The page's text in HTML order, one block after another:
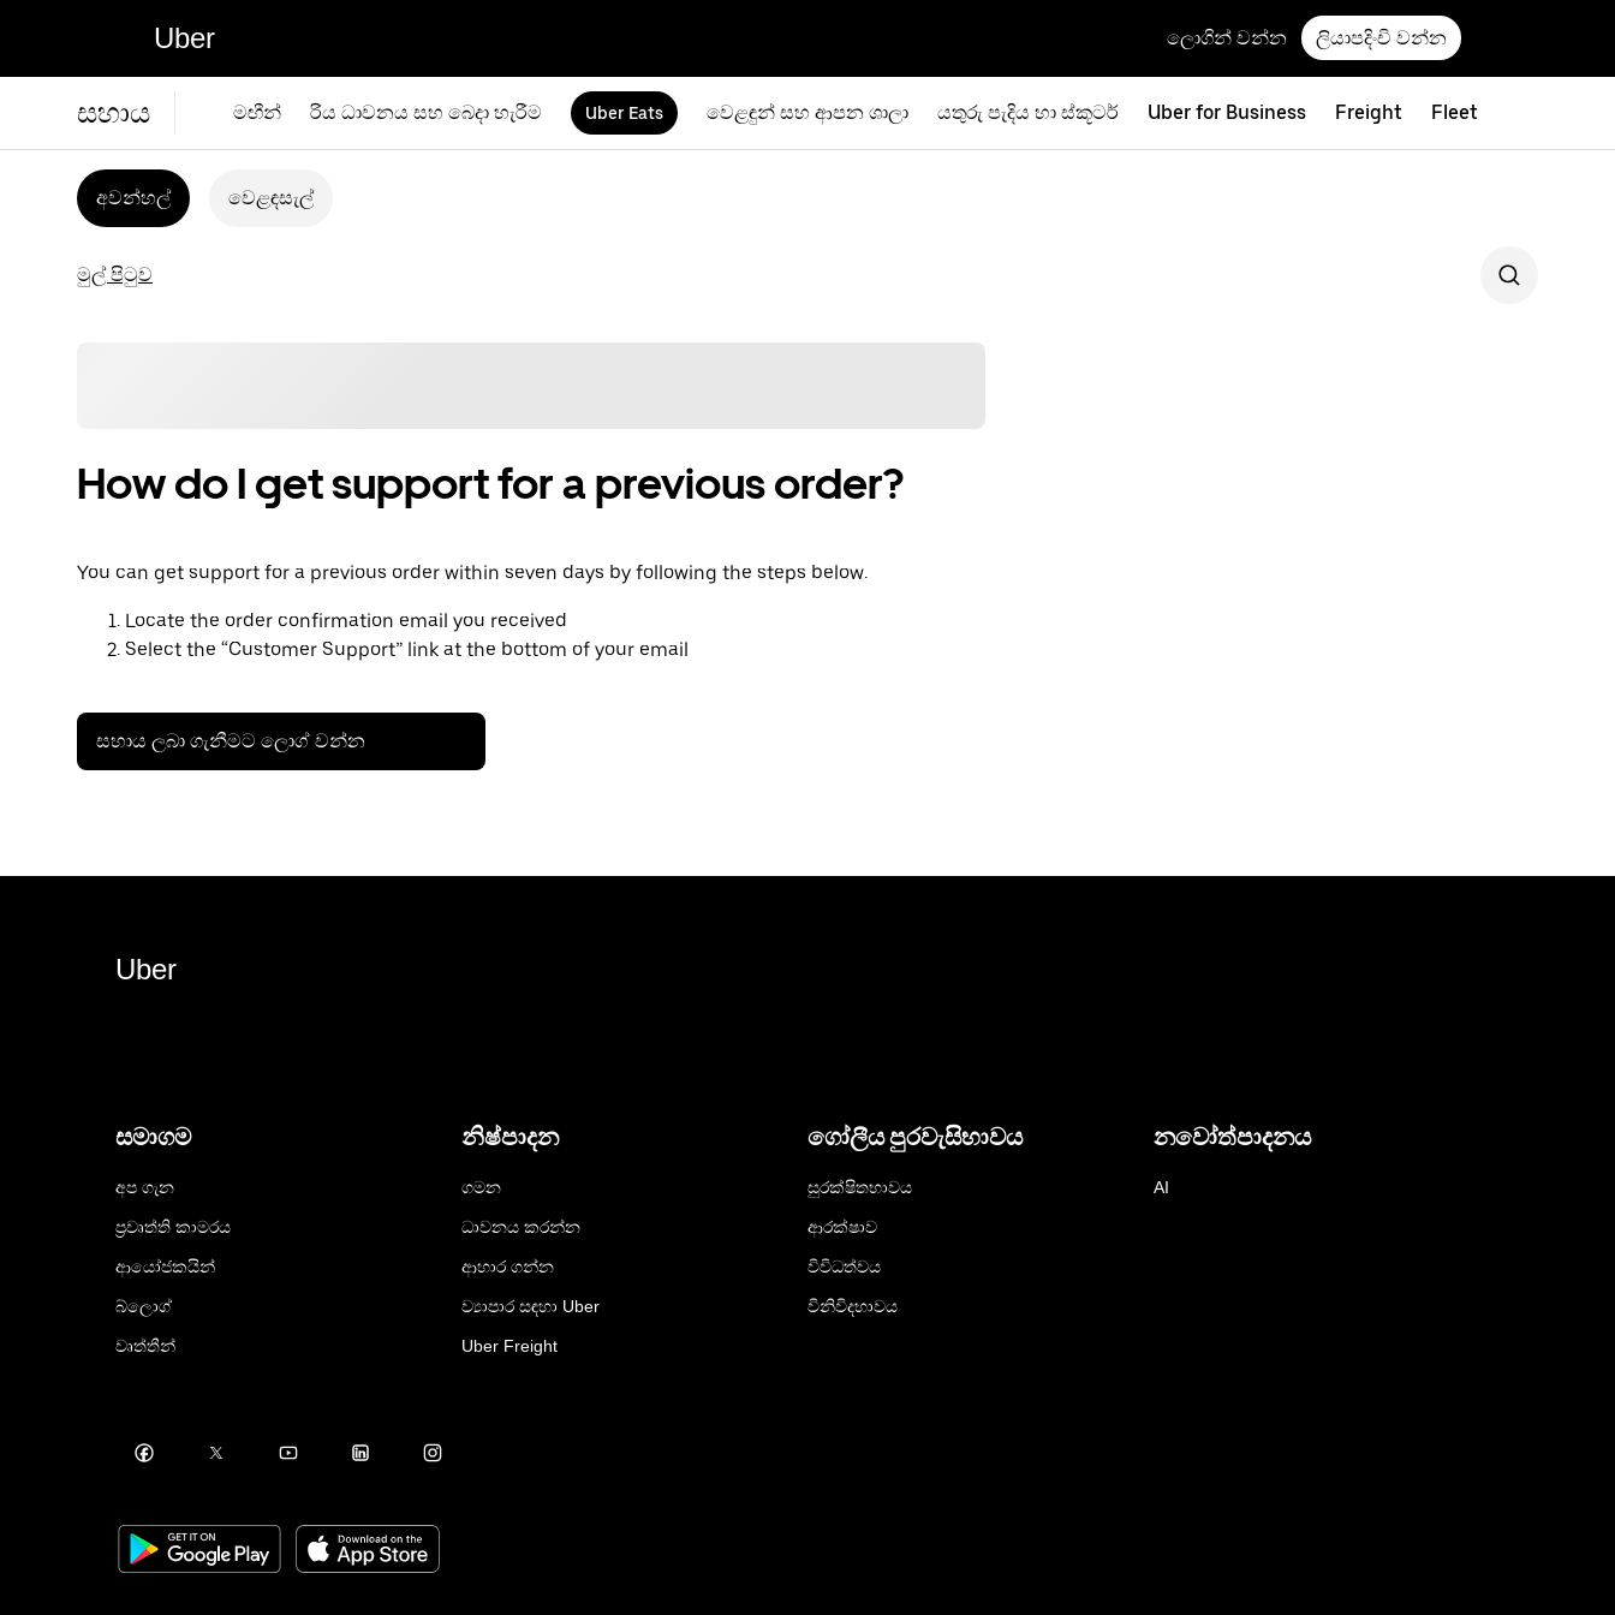
Uber ලොගින් වන්න ලියාපදිංචි වන්න
සහාය මඟීන් රිය ධාවනය සහ බෙදා හැරීම Uber Eats වෙළඳුන් සහ ආපන ශාලා යතුරු පැදිය හා ස්කූටර් Uber for Business Freight Fleet
අවන්හල් වෙළඳසැල්
මුල් පිටුව
How do I get support for a previous order?
You can get support for a previous order within seven days by following the steps below.
Locate the order confirmation email you received
Select the “Customer Support” link at the bottom of your email
සහාය ලබා ගැනීමට ලොග් වන්න
Uber
සමාගම
අප ගැන
ප්‍රවෘත්ති කාමරය
ආයෝජකයින්
බ්ලොග්
වෘත්තීන්
නිෂ්පාදන
ගමන
ධාවනය කරන්න
ආහාර ගන්න
ව්‍යාපාර සඳහා Uber
Uber Freight
ගෝලීය පුරවැසිභාවය
සුරක්ෂිතභාවය
ආරක්ෂාව
විවිධත්වය
විනිවිදභාවය
නවෝත්පාදනය
AI